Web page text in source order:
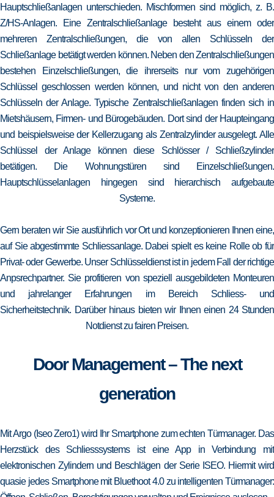
Hauptschließanlagen unterschieden. Mischformen sind möglich, z. B.
Z/HS-Anlagen. Eine Zentralschließanlage besteht aus einem oder
mehreren Zentralschließungen, die von allen Schlüsseln der
Schließanlage betätigt werden können. Neben den Zentralschließungen
bestehen Einzelschließungen, die ihrerseits nur vom zugehörigen
Schlüssel geschlossen werden können, und nicht von den anderen
Schlüsseln der Anlage. Typische Zentralschließanlagen finden sich in
Mietshäusern, Firmen- und Bürogebäuden. Dort sind der Haupteingang
und beispielsweise der Kellerzugang als Zentralzylinder ausgelegt. Alle
Schlüssel der Anlage können diese Schlösser / Schließzylinder
betätigen. Die Wohnungstüren sind Einzelschließungen.
Hauptschlüsselanlagen hingegen sind hierarchisch aufgebaute
Systeme.
Gern beraten wir Sie ausführlich vor Ort und konzeptionieren Ihnen eine,
auf Sie abgestimmte Schliessanlage. Dabei spielt es keine Rolle ob für
Privat- oder Gewerbe. Unser Schlüsseldienst ist in jedem Fall der richtige
Anpsrechpartner. Sie profitieren von speziell ausgebildeten Monteuren
und jahrelanger Erfahrungen im Bereich Schliess- und
Sicherheitstechnik. Darüber hinaus bieten wir Ihnen einen 24 Stunden
Notdienst zu fairen Preisen.
Door Management – The next
generation
Mit Argo (Iseo Zero1) wird Ihr Smartphone zum echten Türmanager. Das
Herzstück des Schliesssystems ist eine App in Verbindung mit
elektronischen Zylindern und Beschlägen der Serie ISEO. Hiermit wird
quasie jedes Smartphone mit Bluethoot 4.0 zu intelligenten Türmanager: